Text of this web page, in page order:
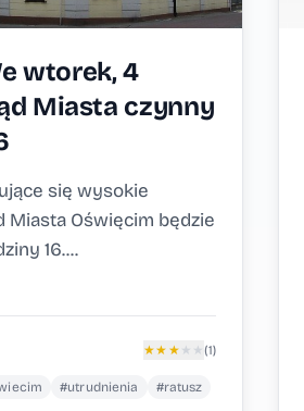
wtorek, 4
Miasta czynny
się wysokie
Oświęcim będzie
16....
★★ ★ ★ ★ (1)
#utrudnienia #ratusz